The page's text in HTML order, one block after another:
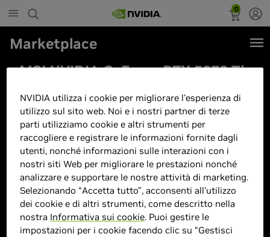
0
Marketplace
MSI NVIDIA GeForce RTX 5070 Ti
Scheda grafica Gaming GDDR7
256 Bit, Frequenza Boost fino a
2580 MHz, PCIe Gen 5, DLSS 4,
DP 2.1 x 3, HDMI 2.1 x 1
NVIDIA utilizza i cookie per migliorare l'esperienza di
utilizzo sul sito web. Noi e i nostri partner di terze
parti utilizziamo cookie e altri strumenti per
raccogliere e registrare le informazioni fornite dagli
utenti, nonché informazioni sulle interazioni con i
nostri siti Web per migliorare le prestazioni nonché
analizzare e supportare le nostre attività di marketing.
Selezionando “Accetta tutto”, acconsenti all'utilizzo
dei cookie e di altri strumenti, come descritto nella
nostra Informativa sui cookie. Puoi gestire le
impostazioni per i cookie facendo clic su “Gestisci